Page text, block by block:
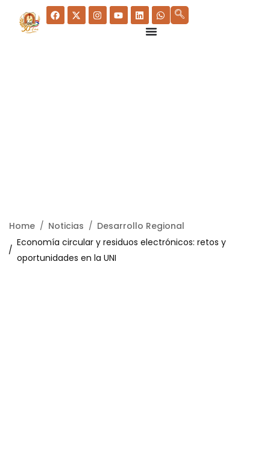
Home Noticias
Desarrollo Regional
Economía circular y residuos electrónicos: retos y
oportunidades en la UNI